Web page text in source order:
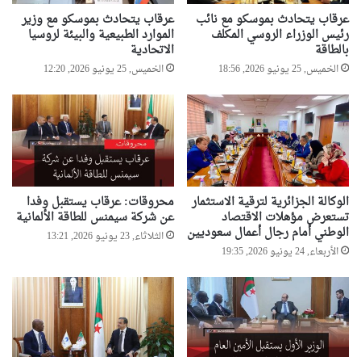
عرقاب يتحادث بموسكو مع نائب
رئيس الوزراء الروسي المكلف
بالطاقة
الخميس, 25 يونيو 2026, 18:56
عرقاب يتحادث بموسكو مع وزير
الموارد الطبيعية والبيئة لروسيا
الاتحادية
الخميس, 25 يونيو 2026, 12:20
الوكالة الجزائرية لترقية الاستثمار
تستعرض مؤهلات الاقتصاد
الوطني أمام رجال أعمال سعوديين
الأربعاء, 24 يونيو 2026, 19:35
محروقات: عرقاب يستقبل وفدا
عن شركة سيمنس للطاقة الألمانية
الثلاثاء, 23 يونيو 2026, 13:21